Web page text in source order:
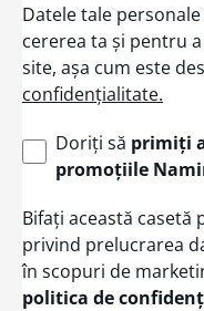
Datele tale
cererea ta și pentru
site, așa cum este
confidențialitate.
Doriți să primiți
promoțiile
Bifați această
privind prelucrarea
în scopuri de
politica de